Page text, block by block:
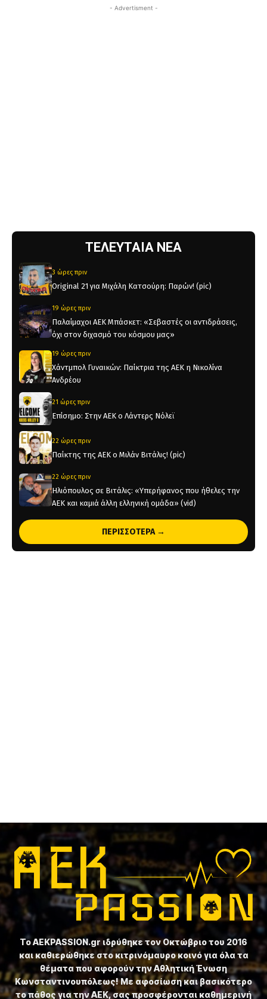
- Advertisment -
ΤΕΛΕΥΤΑΙΑ ΝΕΑ
3 ώρες πριν
Original 21 για Μιχάλη Κατσούρη: Παρών! (pic)
19 ώρες πριν
Παλαίμαχοι ΑΕΚ Μπάσκετ: «Σεβαστές οι αντιδράσεις,
όχι στον διχασμό του κόσμου μας»
19 ώρες πριν
Χάντμπολ Γυναικών: Παίκτρια της ΑΕΚ η Νικολίνα
Ανδρέου
21 ώρες πριν
Επίσημο: Στην ΑΕΚ ο Λάντερς Νόλεϊ
22 ώρες πριν
Παίκτης της ΑΕΚ ο Μιλάν Βιτάλις! (pic)
22 ώρες πριν
Ηλιόπουλος σε Βιτάλις: «Υπερήφανος που ήθελες την
ΑΕΚ και καμιά άλλη ελληνική ομάδα» (vid)
ΠΕΡΙΣΣΟΤΕΡΑ →
Το ⁦AEKPASSION.gr⁩ ιδρύθηκε τον Οκτώβριο του 2016
και καθιερώθηκε στο κιτρινόμαυρο κοινό για όλα τα
θέματα που αφορούν την Αθλητική Ένωση
Κωνσταντινουπόλεως! Με αφοσίωση και βασικότερο
το πάθος για την ΑΕΚ, σας προσφέρονται καθημερινή